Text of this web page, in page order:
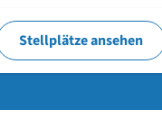
Stellplätze ansehen